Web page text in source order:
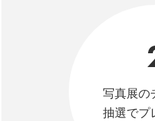
写真展の
抽選でプ